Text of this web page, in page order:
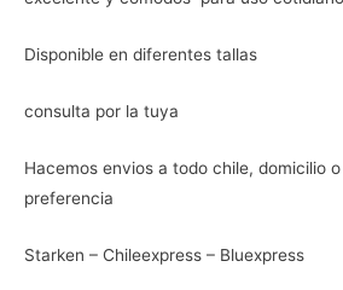
Disponible en diferentes tallas
consulta por la tuya
Hacemos envios a todo chile, domicilio
preferencia
Starken – Chileexpress – Bluexpress